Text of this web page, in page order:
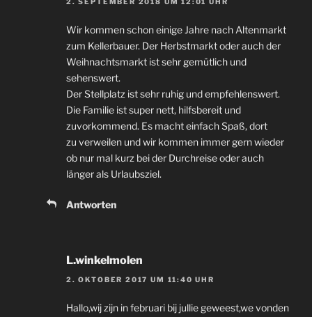
Wir kommen schon einige Jahre nach Altenmarkt
zum Kellerbauer. Der Herbstmarkt oder auch der
Weihnachtsmarkt ist sehr gemütlich und
sehenswert.
Der Stellplatz ist sehr ruhig und empfehlenswert.
Die Familie ist super nett, hilfsbereit und
zuvorkommend. Es macht einfach Spaß, dort
zu verweilen und wir kommen immer gern wieder
ob nur mal kurz bei der Durchreise oder auch
länger als Urlaubsziel.
Antworten
L.winkelmolen
2. OKTOBER 2017 UM 11:40 UHR
Hallo,wij zijn in februari bij jullie geweest,we vonden